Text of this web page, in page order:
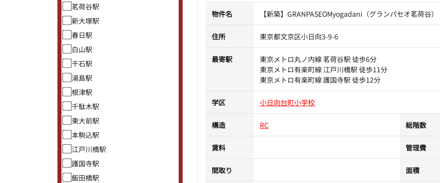
茗荷谷駅
新大塚駅
春日駅
白山駅
千石駅
湯島駅
根津駅
千駄木駅
東大前駅
本駒込駅
江戸川橋駅
護国寺駅
飯田橋駅
物件名 【新築】GRANPASEOMyogadani（グランパセオ茗荷谷）
住所 東京都文京区小日向3-9-6
最寄駅
東京メトロ丸ノ内線 茗荷谷駅 徒歩6分
東京メトロ有楽町線 江戸川橋駅 徒歩11分
東京メトロ有楽町線 護国寺駅 徒歩12分
学区 小日向台町小学校
構造 RC 総階数
賃料 管理費
間取り 面積